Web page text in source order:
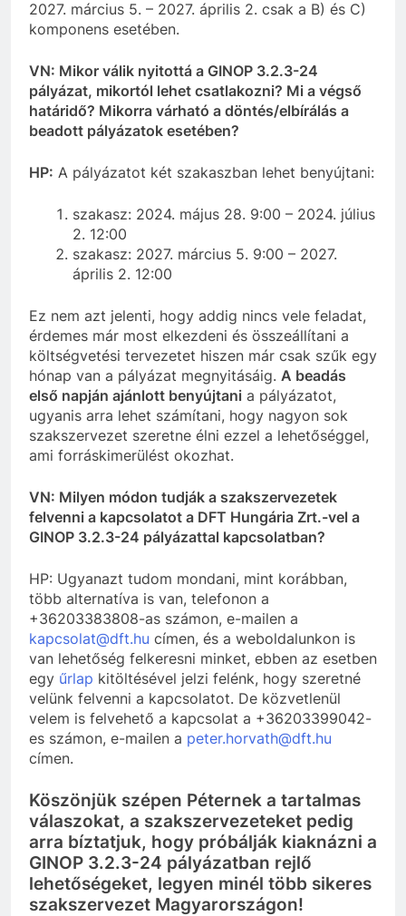
2027. március 5. – 2027. április 2. csak a B) és C)
komponens esetében.
VN: Mikor válik nyitottá a GINOP 3.2.3-24
pályázat, mikortól lehet csatlakozni? Mi a végső
határidő? Mikorra várható a döntés/elbírálás a
beadott pályázatok esetében?
HP: A pályázatot két szakaszban lehet benyújtani:
szakasz: 2024. május 28. 9:00 – 2024. július
2. 12:00
szakasz: 2027. március 5. 9:00 – 2027.
április 2. 12:00
Ez nem azt jelenti, hogy addig nincs vele feladat,
érdemes már most elkezdeni és összeállítani a
költségvetési tervezetet hiszen már csak szűk egy
hónap van a pályázat megnyitásáig. A beadás
első napján ajánlott benyújtani a pályázatot,
ugyanis arra lehet számítani, hogy nagyon sok
szakszervezet szeretne élni ezzel a lehetőséggel,
ami forráskimerülést okozhat.
VN: Milyen módon tudják a szakszervezetek
felvenni a kapcsolatot a DFT Hungária Zrt.-vel a
GINOP 3.2.3-24 pályázattal kapcsolatban?
HP: Ugyanazt tudom mondani, mint korábban,
több alternatíva is van, telefonon a
+36203383808-as számon, e-mailen a
kapcsolat@dft.hu címen, és a weboldalunkon is
van lehetőség felkeresni minket, ebben az esetben
egy űrlap kitöltésével jelzi felénk, hogy szeretné
velünk felvenni a kapcsolatot. De közvetlenül
velem is felvehető a kapcsolat a +36203399042-
es számon, e-mailen a peter.horvath@dft.hu
címen.
Köszönjük szépen Péternek a tartalmas
válaszokat, a szakszervezeteket pedig
arra bíztatjuk, hogy próbálják kiaknázni a
GINOP 3.2.3-24 pályázatban rejlő
lehetőségeket, legyen minél több sikeres
szakszervezet Magyarországon!